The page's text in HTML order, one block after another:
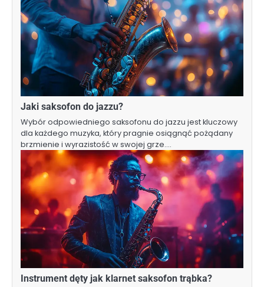
Jaki saksofon do jazzu?
Wybór odpowiedniego saksofonu do jazzu jest kluczowy
dla każdego muzyka, który pragnie osiągnąć pożądany
brzmienie i wyrazistość w swojej grze.…
Instrument dęty jak klarnet saksofon trąbka?